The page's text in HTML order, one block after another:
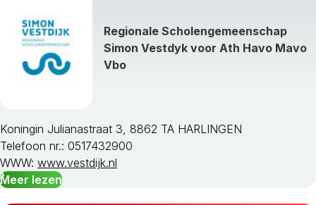
Regionale Scholengemeenschap
Simon Vestdyk voor Ath Havo Mavo
Vbo
Koningin Julianastraat 3, 8862 TA HARLINGEN
Telefoon nr.: 0517432900
WWW: www.vestdijk.nl
Meer lezen